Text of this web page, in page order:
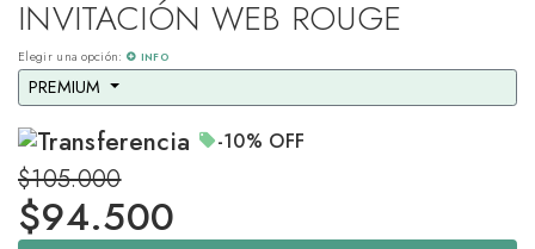
INVITACIÓN WEB ROUGE
Elegir una opción: INFO
PREMIUM
-10% OFF
$105.000
$94.500